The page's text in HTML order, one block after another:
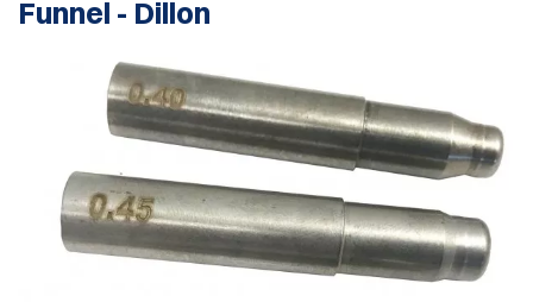
Funnel - Dillon